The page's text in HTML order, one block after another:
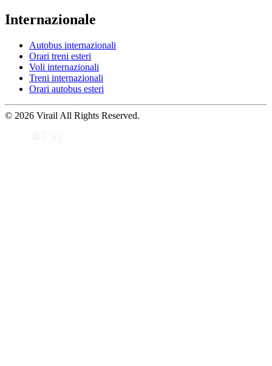
Internazionale
Autobus internazionali
Orari treni esteri
Voli internazionali
Treni internazionali
Orari autobus esteri
© 2026 Virail All Rights Reserved.